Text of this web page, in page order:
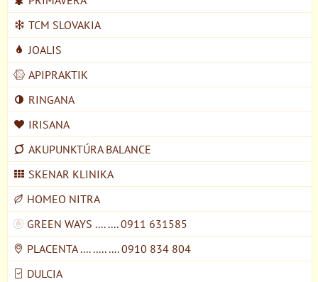
TCM SLOVAKIA
JOALIS
APIPRAKTIK
RINGANA
IRISANA
AKUPUNKTÚRA BALANCE
SKENAR KLINIKA
HOMEO NITRA
GREEN WAYS .... .... 0911 631585
PLACENTA .... ..... .... 0910 834 804
DULCIA